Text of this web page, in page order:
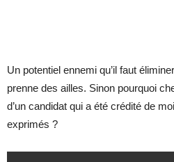
Un potentiel ennemi qu’il faut
prenne des ailles. Sinon pourquoi
d’un candidat qui a été crédité de
exprimés ?